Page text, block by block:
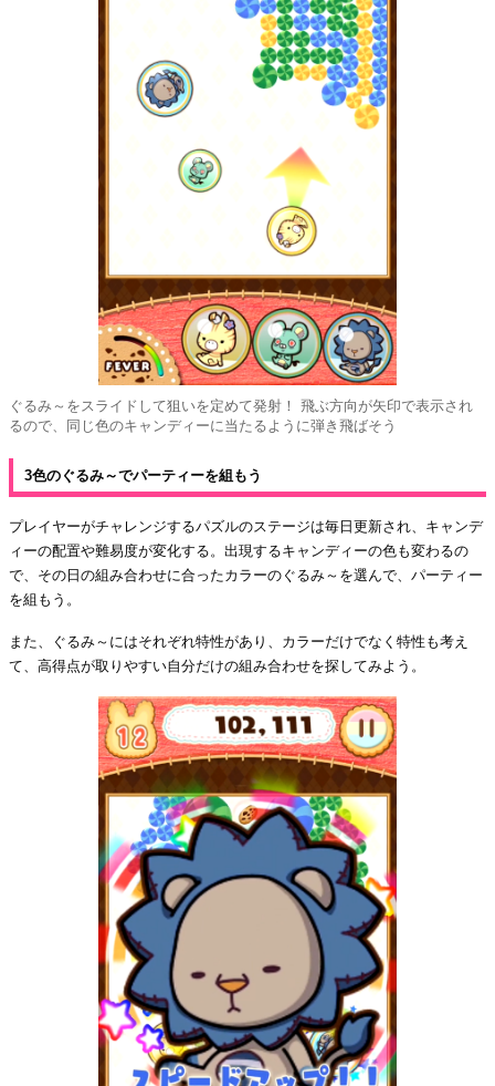
ぐるみ～をスライドして狙いを定めて発射！ 飛ぶ方向が矢印で表示され
るので、同じ色のキャンディーに当たるように弾き飛ばそう
3色のぐるみ～でパーティーを組もう
プレイヤーがチャレンジするパズルのステージは毎日更新され、キャンデ
ィーの配置や難易度が変化する。出現するキャンディーの色も変わるの
で、その日の組み合わせに合ったカラーのぐるみ～を選んで、パーティー
を組もう。
また、ぐるみ～にはそれぞれ特性があり、カラーだけでなく特性も考え
て、高得点が取りやすい自分だけの組み合わせを探してみよう。